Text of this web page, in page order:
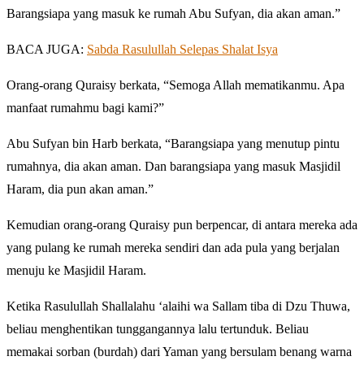
Barangsiapa yang masuk ke rumah Abu Sufyan, dia akan aman.”
BACA JUGA: Sabda Rasulullah Selepas Shalat Isya
Orang-orang Quraisy berkata, “Semoga Allah mematikanmu. Apa
manfaat rumahmu bagi kami?”
Abu Sufyan bin Harb berkata, “Barangsiapa yang menutup pintu
rumahnya, dia akan aman. Dan barangsiapa yang masuk Masjidil
Haram, dia pun akan aman.”
Kemudian orang-orang Quraisy pun berpencar, di antara mereka ada
yang pulang ke rumah mereka sendiri dan ada pula yang berjalan
menuju ke Masjidil Haram.
Ketika Rasulullah Shallalahu ‘alaihi wa Sallam tiba di Dzu Thuwa,
beliau menghentikan tunggangannya lalu tertunduk. Beliau
memakai sorban (burdah) dari Yaman yang bersulam benang warna